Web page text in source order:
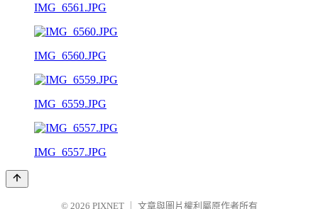
IMG_6561.JPG
IMG_6560.JPG
IMG_6559.JPG
IMG_6557.JPG
© 2026 PIXNET 文章與圖片權利屬原作者所有